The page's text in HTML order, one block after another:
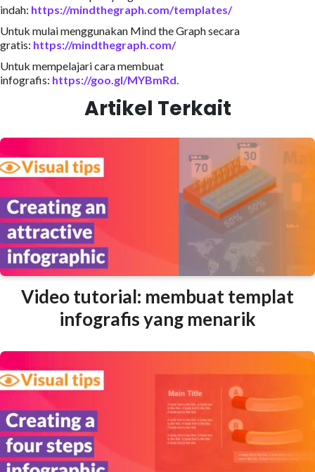
indah: https://mindthegraph.com/templates/
Untuk mulai menggunakan Mind the Graph secara
gratis: https://mindthegraph.com/
Untuk mempelajari cara membuat
infografis: https://goo.gl/MYBmRd
Artikel Terkait
Video tutorial: membuat templat
infografis yang menarik